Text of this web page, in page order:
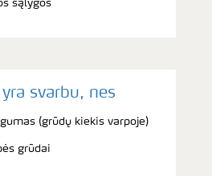
sąlygos
svarbu, nes
(grūdų kiekis varpoje)
grūdai